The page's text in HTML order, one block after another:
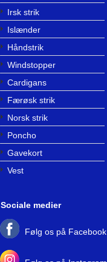
Irsk strik
Islænder
Håndstrik
Windstopper
Cardigans
Færøsk strik
Norsk strik
Poncho
Gavekort
Vest
Sociale medier
Følg os på Facebook